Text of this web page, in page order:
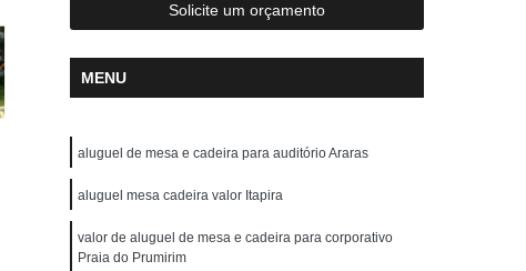
Solicite um orçamento
MENU
aluguel de mesa e cadeira para auditório Araras
aluguel mesa cadeira valor Itapira
valor de aluguel de mesa e cadeira para corporativo
Praia do Prumirim